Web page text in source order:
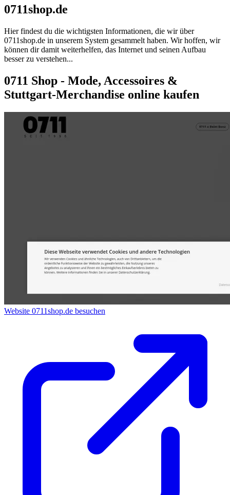
0711shop.de
Hier findest du die wichtigsten Informationen, die wir über
0711shop.de in unserem System gesammelt haben. Wir hoffen, wir
können dir damit weiterhelfen, das Internet und seinen Aufbau
besser zu verstehen...
0711 Shop - Mode, Accessoires &
Stuttgart-Merchandise online kaufen
Website 0711shop.de besuchen